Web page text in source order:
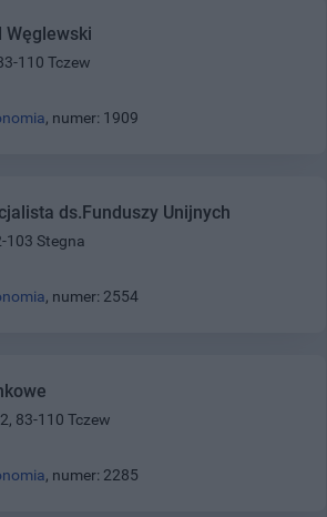
Węglewski
110 Tczew
, numer: 1909
ds.Funduszy Unijnych
103 Stegna
, numer: 2554
83-110 Tczew
, numer: 2285